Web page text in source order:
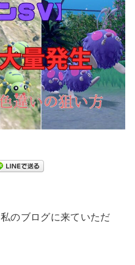
のブログに来ていただ